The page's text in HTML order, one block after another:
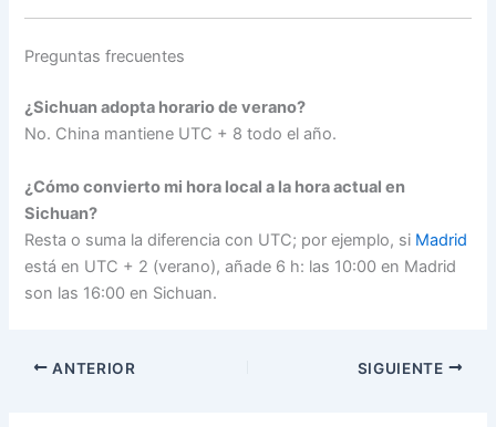
Preguntas frecuentes
¿Sichuan adopta horario de verano?
No. China mantiene UTC + 8 todo el año.
¿Cómo convierto mi hora local a la hora actual en
Sichuan?
Resta o suma la diferencia con UTC; por ejemplo, si Madrid
está en UTC + 2 (verano), añade 6 h: las 10:00 en Madrid
son las 16:00 en Sichuan.
ANTERIOR SIGUIENTE